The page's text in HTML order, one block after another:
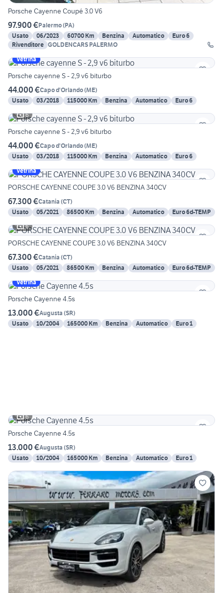
Porsche Cayenne Coupé 3.0 V6
97.900 €Palermo(PA)
Usato
06/2023 60700 Km Benzina Automatico
Euro 6
Rivenditore GOLDENCARS PALERMO
Vetrina
Porsche cayenne S - 2,9 v6 biturbo
44.000 €Capo d'Orlando(ME)
Usato
03/2018 115000 Km Benzina Automatico
Euro 6
6
Porsche cayenne S - 2,9 v6 biturbo
44.000 €Capo d'Orlando(ME)
Usato
03/2018 115000 Km Benzina Automatico
Euro 6
Vetrina
PORSCHE CAYENNE COUPE 3.0 V6 BENZINA 340CV
67.300 €Catania (CT)
Usato
05/2021 86500 Km Benzina Automatico
Euro 6d-TEMP
6
PORSCHE CAYENNE COUPE 3.0 V6 BENZINA 340CV
67.300 €Catania (CT)
Usato
05/2021 86500 Km Benzina Automatico
Euro 6d-TEMP
Vetrina
Porsche Cayenne 4.5s
13.000 €Augusta (SR)
Usato
10/2004 165000 Km Benzina Automatico Euro 1
6
Porsche Cayenne 4.5s
13.000 €Augusta (SR)
Usato
10/2004 165000 Km Benzina Automatico Euro 1